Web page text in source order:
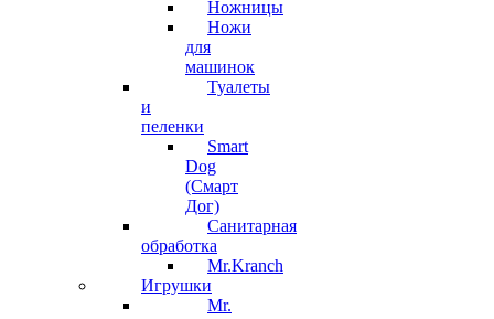
Ножницы
Ножи
для
машинок
Туалеты
и
пеленки
Smart
Dog
(Смарт
Дог)
Санитарная
обработка
Mr.Kranch
Игрушки
Mr.